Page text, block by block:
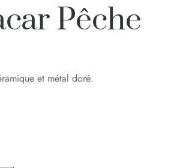
Pêche
et métal doré.